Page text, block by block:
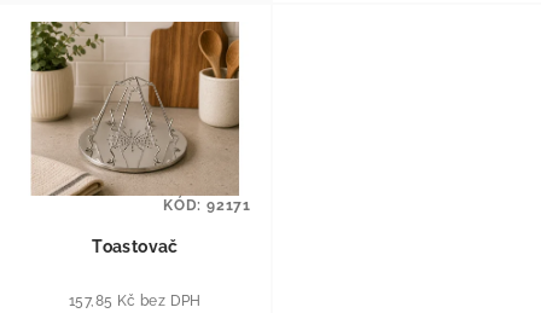
Toastovač
157,85 Kč bez DPH
KÓD: 92171